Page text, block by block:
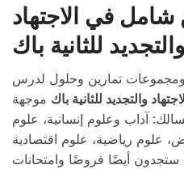
في الاجتهاد
والتجديد للثانية باك
ومجموعات تمارين وحلول لدرس
والتجديد للثانية باك موجهة
آداب وعلوم إنسانية، علوم
علوم رياضية، علوم اقتصادية
ستجدون أيضًا فروضًا وامتحانات